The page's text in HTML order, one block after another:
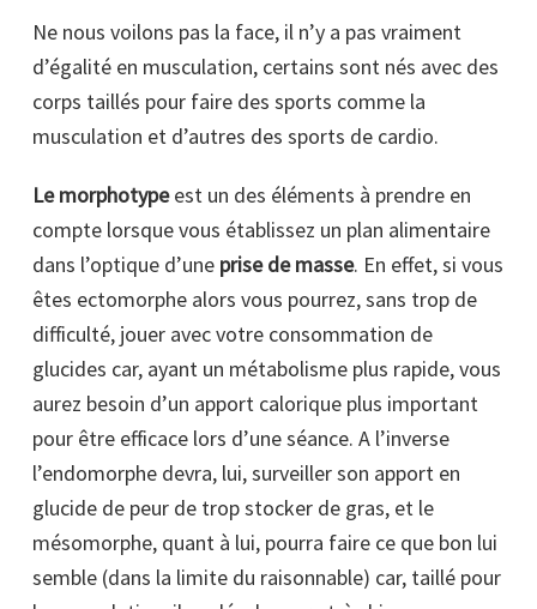
Ne nous voilons pas la face, il n’y a pas vraiment
d’égalité en musculation, certains sont nés avec des
corps taillés pour faire des sports comme la
musculation et d’autres des sports de cardio.
Le morphotypeest un des éléments à prendre en
compte lorsque vous établissez un plan alimentaire
dans l’optique d’une prise de masse. En effet, si vous
êtes ectomorphe alors vous pourrez, sans trop de
difficulté, jouer avec votre consommation de
glucides car, ayant un métabolisme plus rapide, vous
aurez besoin d’un apport calorique plus important
pour être efficace lors d’une séance. A l’inverse
l’endomorphe devra, lui, surveiller son apport en
glucide de peur de trop stocker de gras, et le
mésomorphe, quant à lui, pourra faire ce que bon lui
semble (dans la limite du raisonnable) car, taillé pour